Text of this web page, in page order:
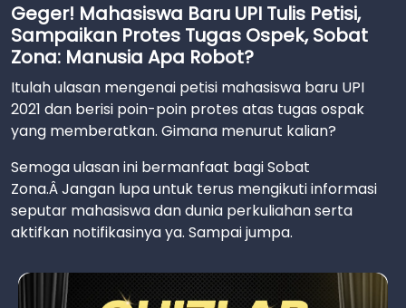
Geger! Mahasiswa Baru UPI Tulis Petisi,
Sampaikan Protes Tugas Ospek, Sobat
Zona: Manusia Apa Robot?
Itulah ulasan mengenai petisi mahasiswa baru UPI
2021 dan berisi poin-poin protes atas tugas ospak
yang memberatkan. Gimana menurut kalian?
Semoga ulasan ini bermanfaat bagi Sobat
Zona.Â Jangan lupa untuk terus mengikuti informasi
seputar mahasiswa dan dunia perkuliahan serta
aktifkan notifikasinya ya. Sampai jumpa.